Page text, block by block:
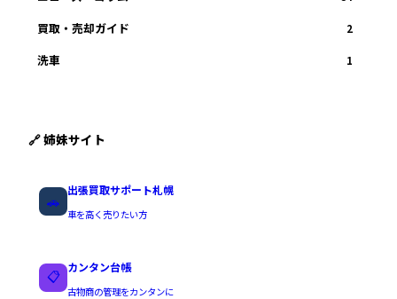
買取・売却ガイド 2
洗車 1
🔗 姉妹サイト
🚗
出張買取サポート札幌
車を高く売りたい方
📋 カンタン台帳
古物商の管理をカンタンに